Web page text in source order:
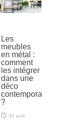
Les
meubles
en métal :
comment
les intégrer
dans une
déco
contemporaine
?
30 avril